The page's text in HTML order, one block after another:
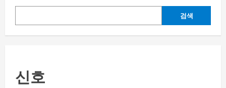
검색
신호